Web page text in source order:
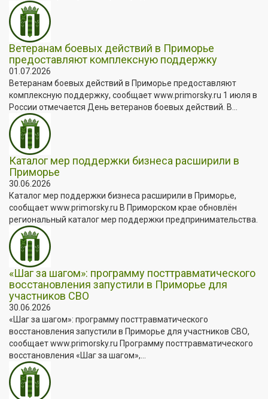
Ветеранам боевых действий в Приморье
предоставляют комплексную поддержку
01.07.2026
Ветеранам боевых действий в Приморье предоставляют
комплексную поддержку, сообщает www.primorsky.ru 1 июля в
России отмечается День ветеранов боевых действий. В...
Каталог мер поддержки бизнеса расширили в
Приморье
30.06.2026
Каталог мер поддержки бизнеса расширили в Приморье,
сообщает www.primorsky.ru В Приморском крае обновлён
региональный каталог мер поддержки предпринимательства.
«Шаг за шагом»: программу посттравматического
восстановления запустили в Приморье для
участников СВО
30.06.2026
«Шаг за шагом»: программу посттравматического
восстановления запустили в Приморье для участников СВО,
сообщает www.primorsky.ru Программу посттравматического
восстановления «Шаг за шагом»,...